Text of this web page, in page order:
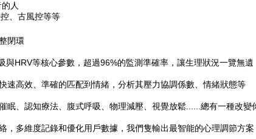
人
、古風控等等
閉環
HRV等核心參數，超過96%的監測準確率，讓生理狀況一覽無遺
速高效、準確的匹配到情緒，分析其壓力協調係數、情緒狀態等
眠、認知療法、腹式呼吸、物理減壓、視覺放鬆......總有一種改變
，多維度記錄和優化用戶數據，我們隻輸出最智能的心理調節方案